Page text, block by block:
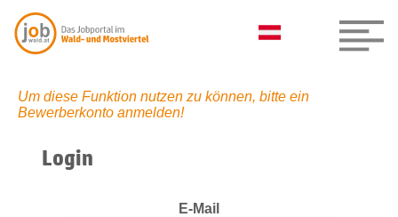
Um diese Funktion nutzen zu können, bitte ein
Bewerberkonto anmelden!
Login
E-Mail